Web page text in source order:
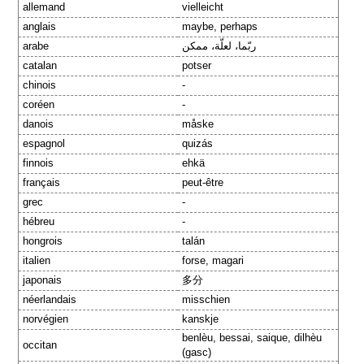
allemand
vielleicht
anglais
maybe, perhaps
arabe
ربّما، لعلّة، ممكن
catalan
potser
chinois
-
coréen
-
danois
måske
espagnol
quizás
finnois
ehkä
français
peut-être
grec
-
hébreu
-
hongrois
talán
italien
forse, magari
japonais
多分
néerlandais
misschien
norvégien
kanskje
occitan
benlèu, bessai, saique, dilhèu
(gasc)